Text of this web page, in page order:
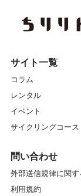
サイト一覧
コラム
レンタル
イベント
サイクリングコース
問い合わせ
外部送信規律に関
利用規約